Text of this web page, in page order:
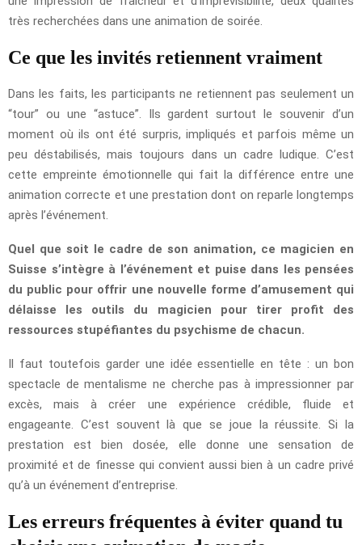
très recherchées dans une animation de soirée.
Ce que les invités retiennent vraiment
Dans les faits, les participants ne retiennent pas seulement un
“tour” ou une “astuce”. Ils gardent surtout le souvenir d’un
moment où ils ont été surpris, impliqués et parfois même un
peu déstabilisés, mais toujours dans un cadre ludique. C’est
cette empreinte émotionnelle qui fait la différence entre une
animation correcte et une prestation dont on reparle longtemps
après l’événement.
Quel que soit le cadre de son animation, ce magicien en
Suisse s’intègre à l’événement et puise dans les pensées
du public pour offrir une nouvelle forme d’amusement qui
délaisse les outils du magicien pour tirer profit des
ressources stupéfiantes du psychisme de chacun.
Il faut toutefois garder une idée essentielle en tête : un bon
spectacle de mentalisme ne cherche pas à impressionner par
excès, mais à créer une expérience crédible, fluide et
engageante. C’est souvent là que se joue la réussite. Si la
prestation est bien dosée, elle donne une sensation de
proximité et de finesse qui convient aussi bien à un cadre privé
qu’à un événement d’entreprise.
Les erreurs fréquentes à éviter quand tu